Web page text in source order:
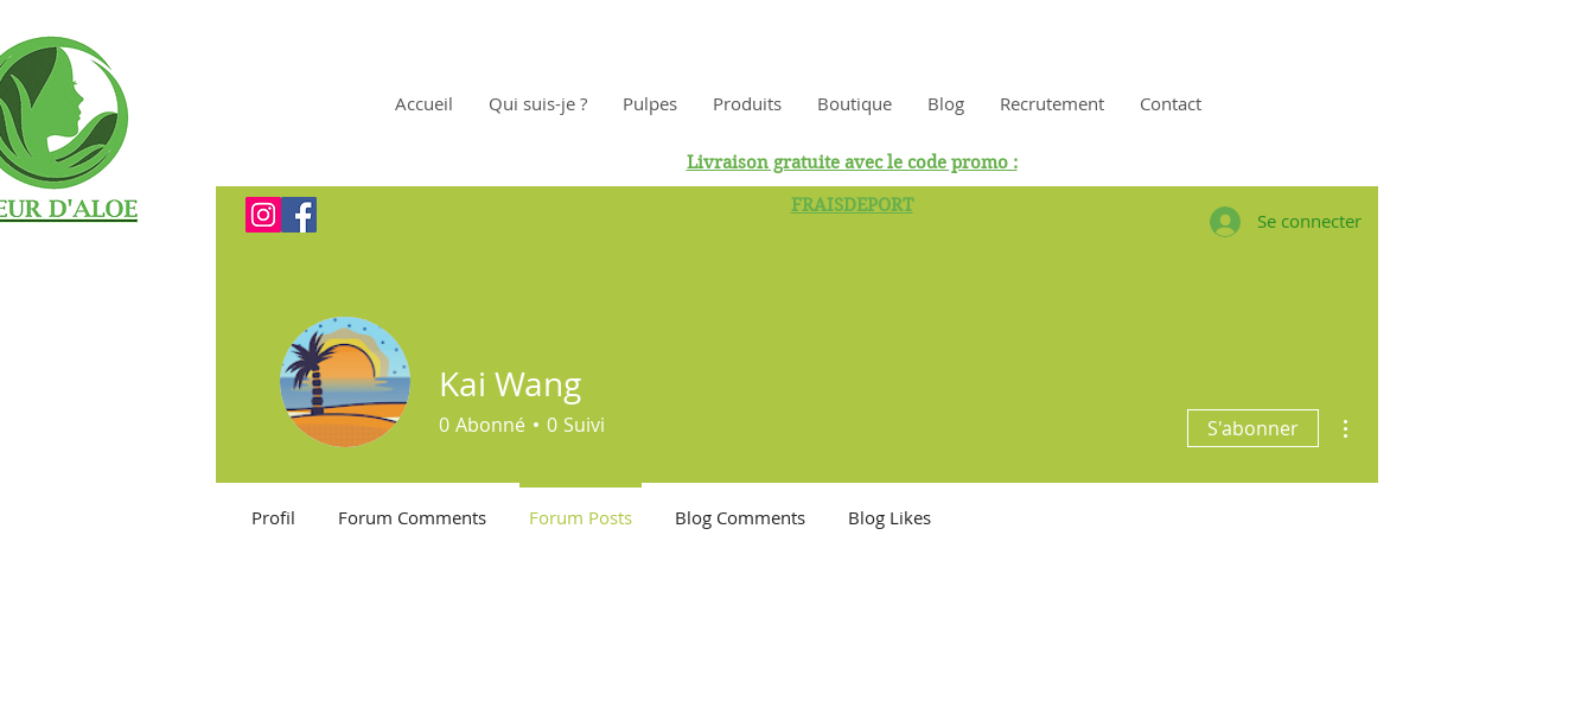
Accueil Qui suis-je ? Pulpes Produits Boutique Blog Recrutement Contact
Livraison gratuite avec le code promo :
FRAISDEPORT
Se connecter
Kai Wang
0 Abonné 0 Suivi S'abonner
Profil Forum Comments Forum Posts Blog Comments Blog Likes